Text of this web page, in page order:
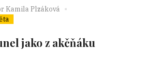
Kamila Plzáková
jako z akčňáku